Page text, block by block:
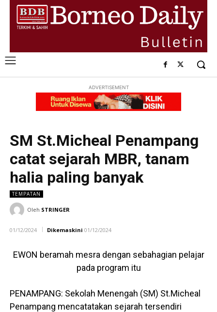
ADVERTISEMENT
SM St.Micheal Penampang
catat sejarah MBR, tanam
halia paling banyak
TEMPATAN
Oleh STRINGER
01/12/2024 Dikemaskini 01/12/2024
EWON beramah mesra dengan sebahagian pelajar
pada program itu
PENAMPANG: Sekolah Menengah (SM) St.Micheal
Penampang mencatatakan sejarah tersendiri